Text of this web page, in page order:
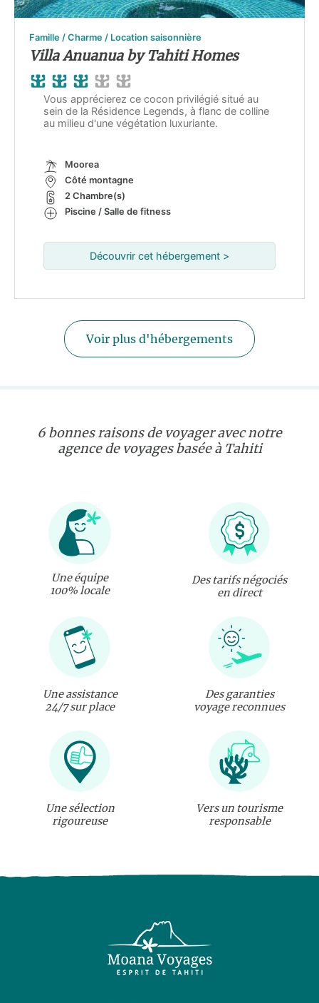
Famille / Charme / Location saisonnière
Villa Anuanua by Tahiti Homes
Vous apprécierez ce cocon privilégié situé au
sein de la Résidence Legends, à flanc de colline
au milieu d'une végétation luxuriante.
Moorea
Côté montagne
2 Chambre(s)
Piscine / Salle de fitness
Découvrir cet hébergement >
Voir plus d'hébergements
6 bonnes raisons de voyager avec notre
agence de voyages basée à Tahiti
Une équipe
100% locale
Des tarifs négociés
en direct
Une assistance
24/7 sur place
Des garanties
voyage reconnues
Une sélection
rigoureuse
Vers un tourisme
responsable